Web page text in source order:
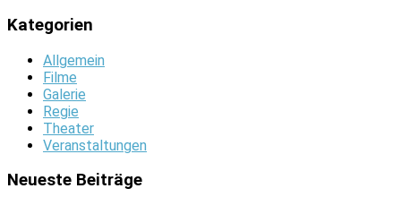
Kategorien
Allgemein
Filme
Galerie
Regie
Theater
Veranstaltungen
Neueste Beiträge